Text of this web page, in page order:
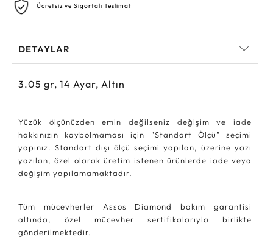
Ücretsiz ve Sigortalı Teslimat
DETAYLAR
3.05 gr, 14 Ayar, Altın
Yüzük ölçünüzden emin değilseniz değişim ve iade
hakkınızın kaybolmaması için "Standart Ölçü" seçimi
yapınız. Standart dışı ölçü seçimi yapılan, üzerine yazı
yazılan, özel olarak üretim istenen ürünlerde iade veya
değişim yapılamamaktadır.
Tüm mücevherler Assos Diamond bakım garantisi
altında, özel mücevher sertifikalarıyla birlikte
gönderilmektedir.